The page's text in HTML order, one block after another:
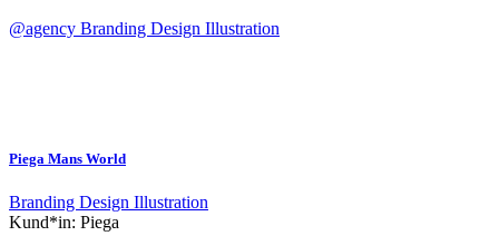
@agency Branding Design Illustration
Piega Mans World
Branding Design Illustration
Kund*in: Piega